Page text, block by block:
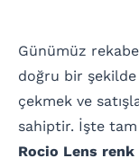
Günümüz
doğru bir
çekmek ve
sahiptir. İşte
Rocio Lens renk